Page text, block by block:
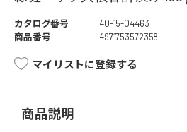
カタログ番号
40-15-04463
商品番号
4971753572358
マイリストに登録する
商品説明